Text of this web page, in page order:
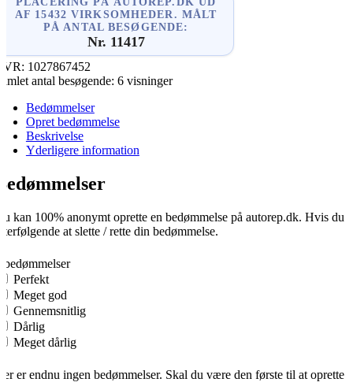
AF 15432 VIRKSOMHEDER. MÅLT
PÅ ANTAL BESØGENDE:
Nr. 11417
1027867452
antal besøgende: 6 visninger
Bedømmelser
Opret bedømmelse
Beskrivelse
Yderligere information
kan 100% anonymt oprette en bedømmelse på autorep.dk. Hvis
at slette / rette din bedømmelse.
bedømmelser
Perfekt
Meget god
Gennemsnitlig
Dårlig
Meget dårlig
er endnu ingen bedømmelser. Skal du være den første til at oprette